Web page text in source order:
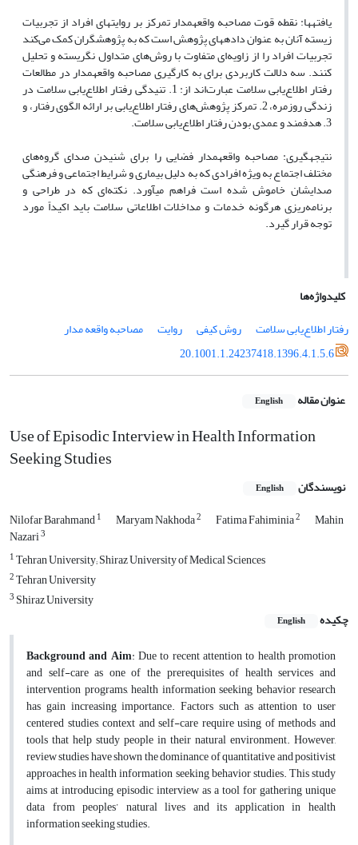
یافته‏ها: نقطه قوت مصاحبه واقعه‏مدار تمرکز بر روایت‏های افراد از تجربیات
زیسته آنان به عنوان داده‏های پژوهش است که به پژوهشگران کمک می‌کند
تجربیات افراد را از زاویه‌ای متفاوت با روش‌های متداول نگریسته و تحلیل
کنند. سه دلالت کاربردی برای به کارگیری مصاحبه واقعه‏مدار در مطالعات
رفتار اطلاع‌یابی سلامت عبارت‌اند از: 1. تنیدگی رفتار اطلاع‌یابی سلامت در
زندگی روزمره، 2. تمرکز پژوهش‌های رفتار اطلاع‌یابی بر ارائه الگوی رفتار، و
3. هدفمند و عمدی بودن رفتار اطلاع‌یابی سلامت.
نتیجه‏گیری: مصاحبه واقعه‏مدار فضایی را برای شنیدن صدای گروه‌های
مختلف اجتماع به ویژه افرادی که به دلیل بیماری و شرایط اجتماعی و فرهنگی
صدایشان خاموش شده است فراهم می‏آورد. نکته‌ای که در طراحی و
برنامه‌ریزی هرگونه خدمات و مداخلات اطلاعاتی سلامت باید اکیداً مورد
توجه قرار گیرد.
کلیدواژه‌ها
رفتار اطلاع‌یابی سلامت
روش کیفی روایت
مصاحبه واقعه‌ مدار
20.1001.1.24237418.1396.4.1.5.6
عنوان مقاله English
Use of Episodic Interview in Health Information
Seeking Studies
نویسندگان English
Nilofar Barahmand1 Maryam Nakhoda2 Fatima Fahiminia2 Mahin
Nazari3
1Tehran University; Shiraz University of Medical Sciences
2Tehran University
3 Shiraz University
چکیده
English
Background and Aim: Due to recent attention to health promotion
and self-care as one of the prerequisites of health services and
intervention programs, health information seeking behavior research
has gain increasing importance. Factors such as attention to user
centered studies, context and self-care require using of methods and
tools that help study people in their natural environment. However,
review studies have shown the dominance of quantitative and positivist
approaches in health information seeking behavior studies. This study
aims at introducing episodic interview as a tool for gathering unique
data from peoples’ natural lives and its application in health
information seeking studies.